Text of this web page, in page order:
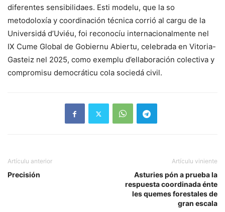
diferentes sensibilidaes. Esti modelu, que la so
metodoloxía y coordinación técnica corrió al cargu de la
Universidá d’Uviéu, foi reconocíu internacionalmente nel
IX Cume Global de Gobiernu Abiertu, celebrada en Vitoria-
Gasteiz nel 2025, como exemplu d’ellaboración colectiva y
compromisu democráticu cola sociedá civil.
Artículu anterior
Precisión
Artículu viniente
Asturies pón a prueba la
respuesta coordinada énte
les quemes forestales de
gran escala